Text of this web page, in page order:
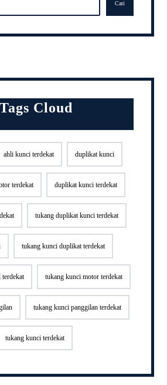
Tags Cloud
ahli kunci terdekat duplikat kunci
terdekat duplikat kunci terdekat
tukang duplikat kunci terdekat
tukang kunci duplikat terdekat
tukang kunci motor terdekat
tukang kunci panggilan terdekat
tukang kunci terdekat